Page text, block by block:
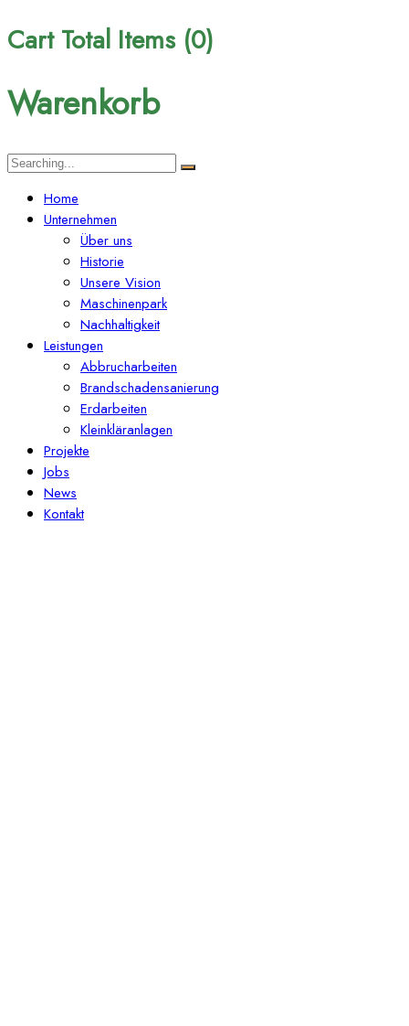
Cart Total Items (0)
Warenkorb
Search
Home
Unternehmen
Über uns
Historie
Unsere Vision
Maschinenpark
Nachhaltigkeit
Leistungen
Abbrucharbeiten
Brandschadensanierung
Erdarbeiten
Kleinkläranlagen
Projekte
Jobs
News
Kontakt